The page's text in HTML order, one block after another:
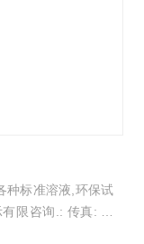
种标准溶液,环保试
限咨询.: 传真: 手